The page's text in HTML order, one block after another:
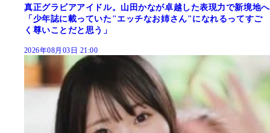
真正グラビアアイドル。山田かなが卓越した表現力で新境地へ
「少年誌に載っていた"エッチなお姉さん"になれるってすご
く尊いことだと思う」
2026年08月03日 21:00